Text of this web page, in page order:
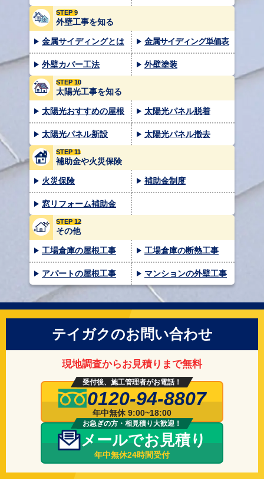
STEP 9
外壁工事を知る
金属サイディングとは 金属サイディング単価表
外壁カバー工法 外壁塗装
STEP 10
太陽光工事を知る
太陽光おすすめの屋根 太陽光パネル脱着
太陽光パネル新設 太陽光パネル撤去
STEP 11
補助金や火災保険
火災保険 補助金制度
窓リフォーム補助金
STEP 12
その他
工場倉庫の屋根工事 工場倉庫の断熱工事
アパートの屋根工事 マンションの外壁工事
テイガクのお問い合わせ
現地調査からお見積りまで無料
受付後、施工管理者がお電話！
0120-94-8807
年中無休 9:00~18:00
お急ぎの方・相見積り大歓迎！
メールでお見積り
年中無休24時間受付